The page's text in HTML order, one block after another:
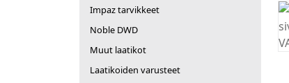
Impaz tarvikkeet
Noble DWD
Muut laatikot
Laatikoiden varusteet